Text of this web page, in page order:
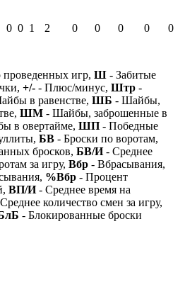
0 0 1 2 0 0 0 0 0
игр, Ш - Забитые
+/- - Плюс/минус, Штр -
в равенстве, ШБ - Шайбы,
ШМ - Шайбы, заброшенные в
в овертайме, ШП - Победные
БВ - Броски по воротам,
бросков, БВ/И- Среднее
за игру, Вбр - Вбрасывания,
%Вбр - Процент
ВП/И- Среднее время на
количество смен за игру,
- Блокированные броски